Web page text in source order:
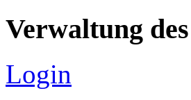
Verwaltung
Login